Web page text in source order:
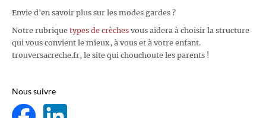
Envie d'en savoir plus sur les modes gardes ?
Notre rubrique types de crèches vous aidera à choisir la structure
qui vous convient le mieux, à vous et à votre enfant.
trouversacreche.fr, le site qui chouchoute les parents !
Nous suivre